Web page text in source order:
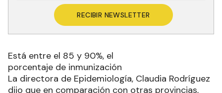
RECIBIR NEWSLETTER
Está entre el 85 y 90%, el
porcentaje de inmunización
La directora de Epidemiología, Claudia Rodríguez
dijo que en comparación con otras provincias,